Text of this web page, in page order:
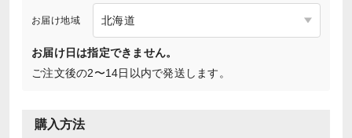
お届け地域
お届け日は指定できません。
ご注文後の2〜14日以内で発送します。
購入方法